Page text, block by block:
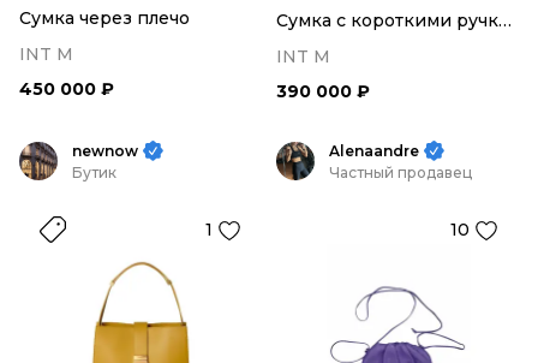
Сумка через плечо
INT M
450 000 ₽
Сумка с короткими ручками
INT M
390 000 ₽
newnow
Бутик
1
Alenaandre
Частный продавец
10